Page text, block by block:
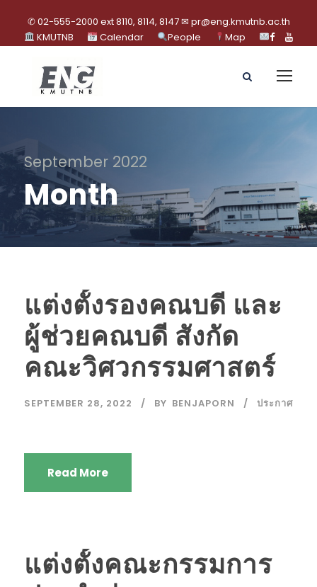
✆ 02-555-2000 ext 8110, 8114, 8147 ✉ pr@eng.kmutnb.ac.th
KMUTNB
Calendar People Map
September 2022
Month
แต่งตั้งรองคณบดี และ
ผู้ช่วยคณบดี สังกัด
คณะวิศวกรรมศาสตร์
SEPTEMBER 28, 2022 BY BENJAPORN ประกาศ
Read More
แต่งตั้งคณะกรรมการ